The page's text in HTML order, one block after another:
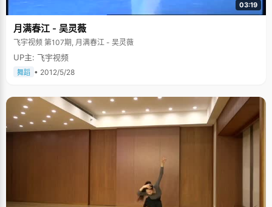
03:19
月满春江 - 吴灵薇
飞宇视频 第107期, 月满春江 - 吴灵薇
UP主: 飞宇视频
舞蹈 • 2012/5/28